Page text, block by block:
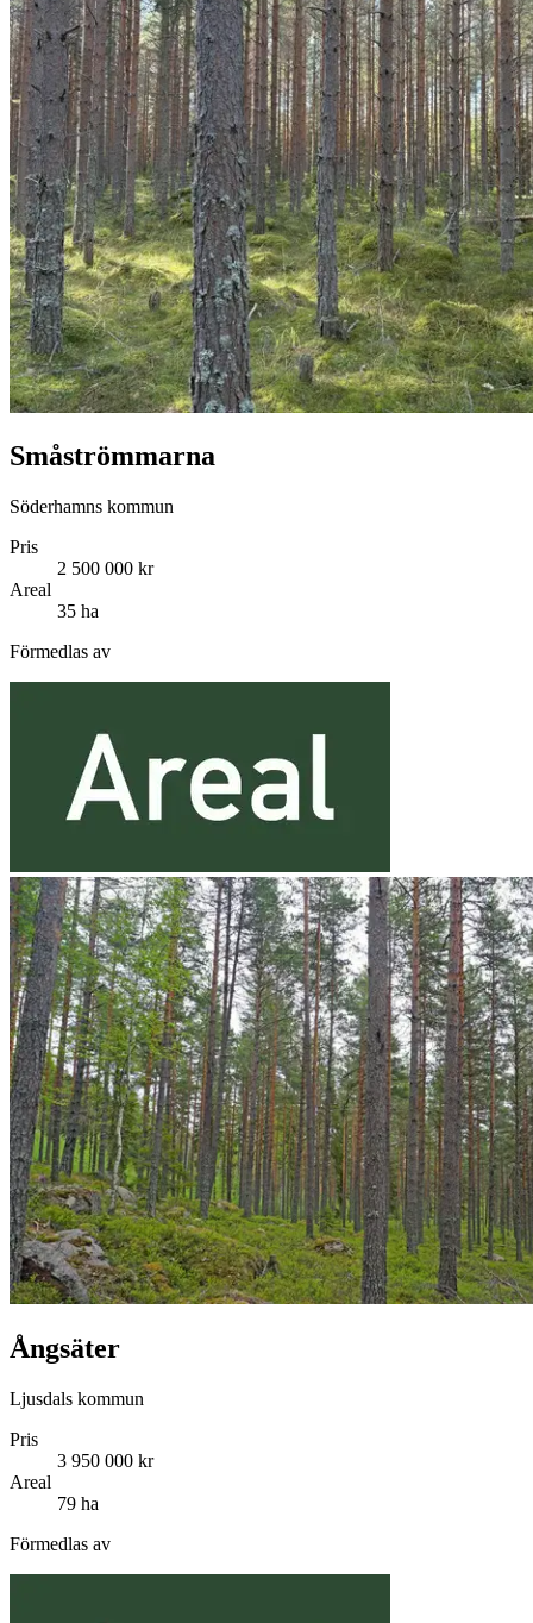
Småströmmarna
Söderhamns kommun
Pris
2 500 000 kr
Areal
35 ha
Förmedlas av
Ångsäter
Ljusdals kommun
Pris
3 950 000 kr
Areal
79 ha
Förmedlas av